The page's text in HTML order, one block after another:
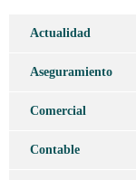
Actualidad
Aseguramiento
Comercial
Contable